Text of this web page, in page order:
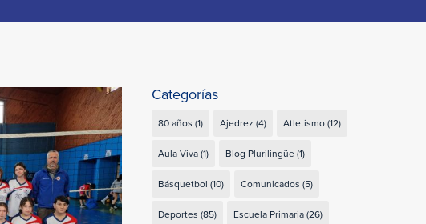
Categorías
80 años (1) Ajedrez (4) Atletismo(12)
Aula Viva(1) Blog Plurilingüe(1)
Básquetbol (10) Comunicados (5)
Deportes (85) Escuela Primaria(26)